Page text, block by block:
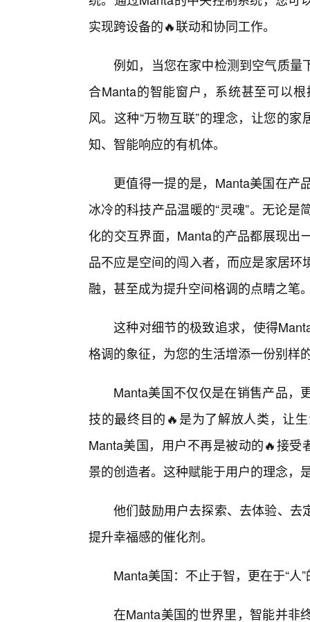
实现跨设备的🔥联动和协同工作。
例如，当您在家中检测到空气质量
合Manta的智能窗户，系统甚至可以
风。这种“万物互联”的理念，让您的
知、智能响应的有机体。
更值得一提的是，Manta美国在产
冰冷的科技产品温暖的“灵魂”。无论
化的交互界面，Manta的产品都展现出
品不应是空间的闯入者，而应是家居
融，甚至成为提升空间格调的点睛之笔
这种对细节的极致追求，使得
格调的象征，为您的生活增添一份别样
Manta美国不仅仅是在销售产品，
技的最终目的🔥是为了解放人类，让
Manta美国，用户不再是被动的🔥接受
景的创造者。这种赋能于用户的理念，
他们鼓励用户去探索、去体验、去
提升幸福感的催化剂。
Manta美国：不止于智，更在于“人
在Manta美国的世界里，智能并非